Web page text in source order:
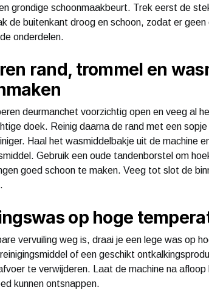
grondige schoonmaakbeurt. Trek eerst de
de buitenkant droog en schoon, zodat er
onderdelen.
rand, trommel en
deurmanchet voorzichtig open en veeg al
doek. Reinig daarna de rand met een
Haal het wasmiddelbakje uit de machine
Gebruik een oude tandenborstel om
goed schoon te maken. Veeg tot slot de
op hoge
vervuiling weg is, draai je een lege was op
of een geschikt
te verwijderen. Laat de machine na
kunnen ontsnappen.